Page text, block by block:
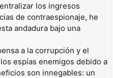
los ingresos
de contraespionaje, he
andadura bajo una
a la corrupción y el
espías enemigos debido a
son innegables: un